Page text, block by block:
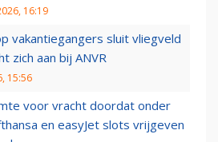
16:19
vakantiegangers sluit vliegveld
zich aan bij ANVR
15:56
voor vracht doordat onder
en easyJet slots vrijgeven